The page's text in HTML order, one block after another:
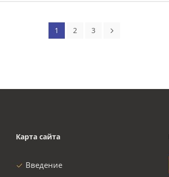
1 2 3
Карта сайта
Введение